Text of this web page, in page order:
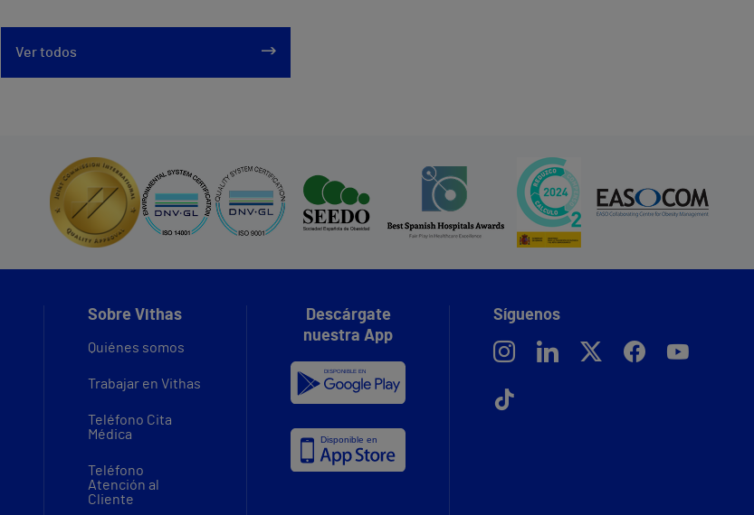
Ver todos
Sobre Vithas
Quiénes somos
Trabajar en Vithas
Teléfono Cita
Médica
Teléfono
Atención al
Cliente
Descárgate
nuestra App
Síguenos